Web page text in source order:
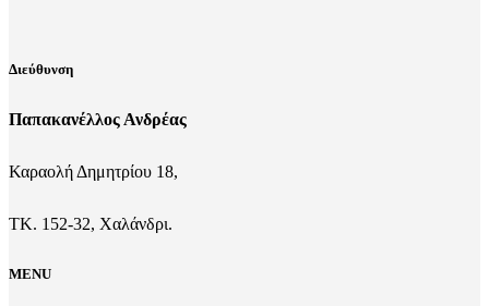
Διεύθυνση
Παπακανέλλος Ανδρέας
Καραολή Δημητρίου 18,
ΤΚ. 152-32, Χαλάνδρι.
MENU